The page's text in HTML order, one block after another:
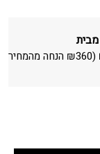
(
₪360
הנחה מהמחיר